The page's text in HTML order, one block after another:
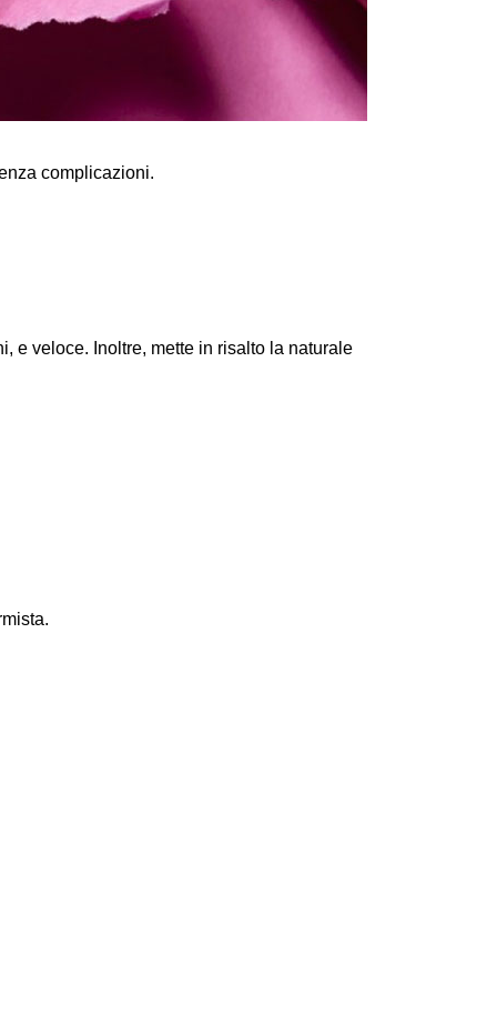
complicazioni.
e veloce. Inoltre, mette in risalto la naturale